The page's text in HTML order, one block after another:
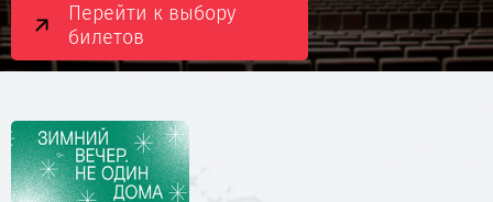
Перейти к выбору
билетов